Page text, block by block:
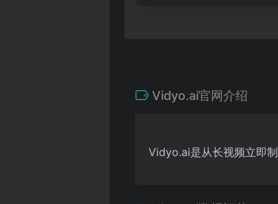
Vidyo.ai官网介绍
Vidyo.ai是从长视频立即制